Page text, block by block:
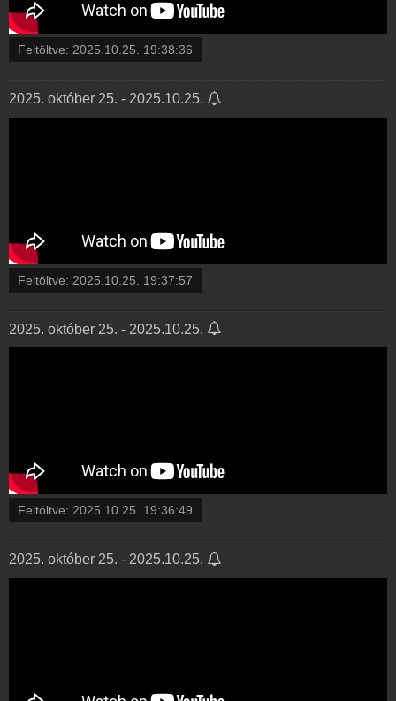
Feltöltve: 2025.10.25. 19:38:36
2025. október 25. - 2025.10.25.
Feltöltve: 2025.10.25. 19:37:57
2025. október 25. - 2025.10.25.
Feltöltve: 2025.10.25. 19:36:49
2025. október 25. - 2025.10.25.